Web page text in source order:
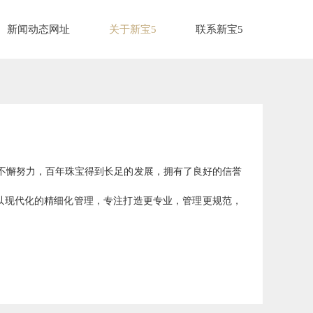
新闻动态网址 关于新宝5 联系新宝5
努力，百年珠宝得到长足的发展，拥有了良好的信誉
代化的精细化管理，专注打造更专业，管理更规范，